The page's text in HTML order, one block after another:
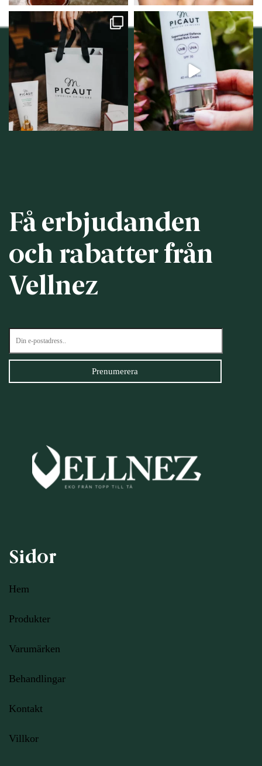
Vellnez – din
samlingsplats för
personlig handel i
12 0
Njut av solens härliga
strålar men skydda dig...
12 1
Få erbjudanden
och rabatter från
Vellnez
Sidor
Hem
Produkter
Varumärken
Behandlingar
Kontakt
Villkor